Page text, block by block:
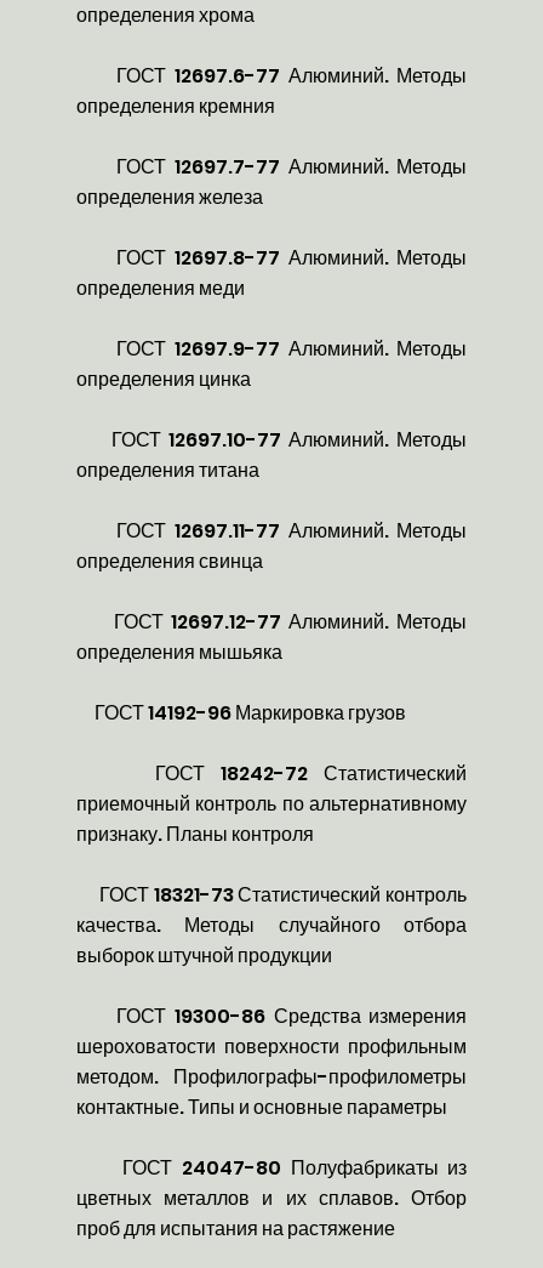
определения хрома
ГОСТ 12697.6-77 Алюминий. Методы
определения кремния
ГОСТ 12697.7-77 Алюминий. Методы
определения железа
ГОСТ 12697.8-77 Алюминий. Методы
определения меди
ГОСТ 12697.9-77 Алюминий. Методы
определения цинка
ГОСТ 12697.10-77 Алюминий. Методы
определения титана
ГОСТ 12697.11-77 Алюминий. Методы
определения свинца
ГОСТ 12697.12-77 Алюминий. Методы
определения мышьяка
ГОСТ 14192-96 Маркировка грузов
ГОСТ 18242-72 Статистический
приемочный контроль по альтернативному
признаку. Планы контроля
ГОСТ 18321-73 Статистический контроль
качества. Методы случайного отбора
выборок штучной продукции
ГОСТ 19300-86 Средства измерения
шероховатости поверхности профильным
методом. Профилографы-профилометры
контактные. Типы и основные параметры
ГОСТ 24047-80 Полуфабрикаты из
цветных металлов и их сплавов. Отбор
проб для испытания на растяжение